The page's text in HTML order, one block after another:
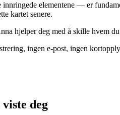
elementene — er
kartet senere.
hjelper deg med å skille hvem
ingen e-post, ingen
deg